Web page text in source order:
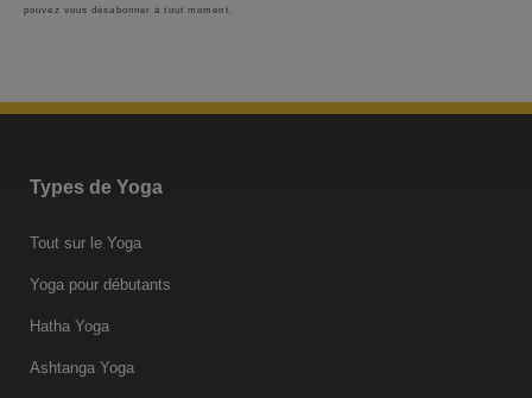
pouvez vous désabonner à tout moment.
Types de Yoga
Tout sur le Yoga
Yoga pour débutants
Hatha Yoga
Ashtanga Yoga